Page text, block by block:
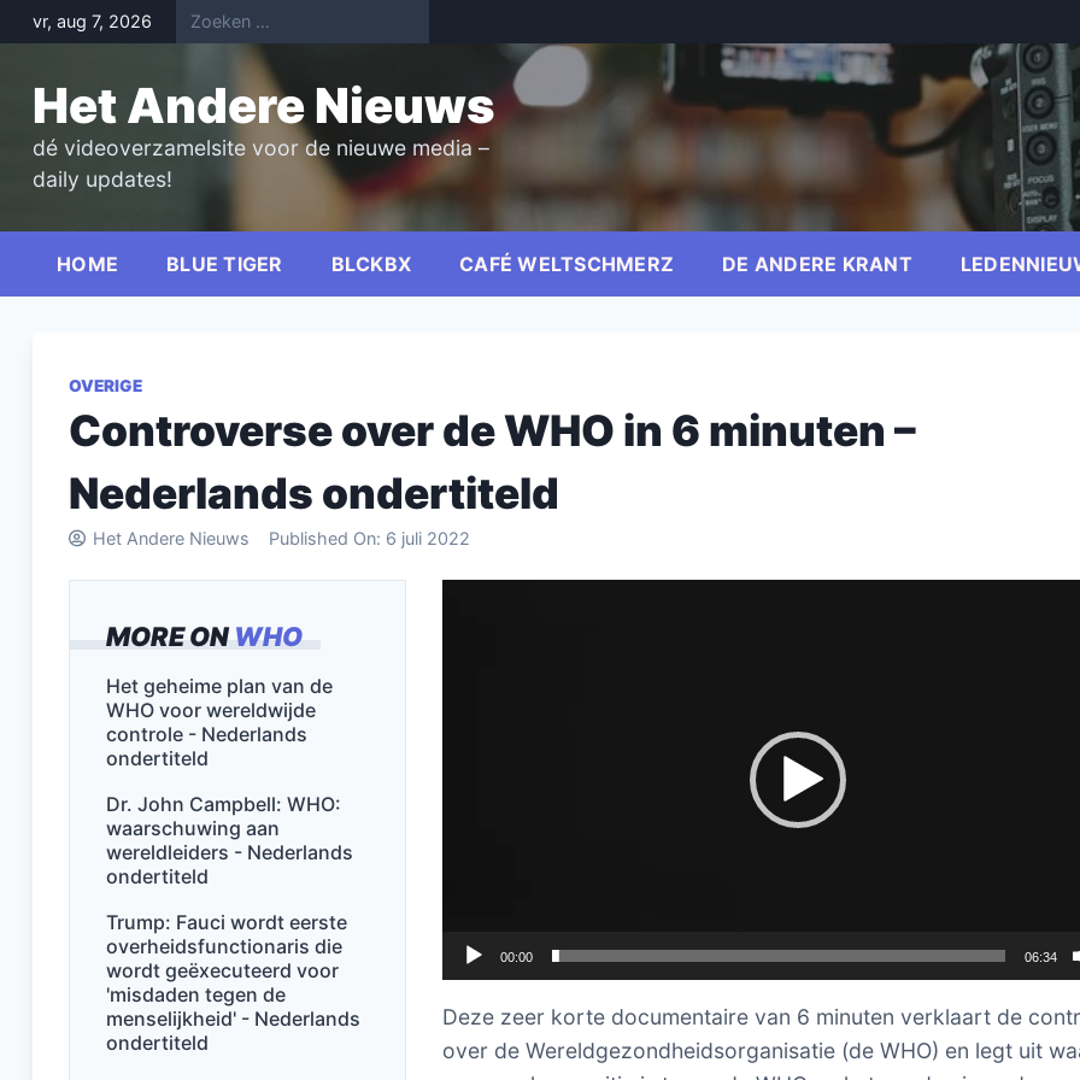
Skip
to
vr, aug 7, 2026
Het Andere Nieuws
dé videoverzamelsite voor de nieuwe media –
daily updates!
HOME BLUE TIGER BLCKBX CAFÉ WELTSCHMERZ DE ANDERE KRANT
OVERIGE
Controverse over de WHO in 6 minuten –
Nederlands ondertiteld
Het Andere Nieuws Published On: 6 juli 2022
MORE ONWHO
Het geheime plan van de
WHO voor wereldwijde
controle - Nederlands
ondertiteld
Dr. John Campbell: WHO:
waarschuwing aan
wereldleiders - Nederlands
ondertiteld
Trump: Fauci wordt eerste
overheidsfunctionaris die
wordt geëxecuteerd voor
'misdaden tegen de
menselijkheid' - Nederlands
ondertiteld
00:00 06:34
Deze zeer korte documentaire van 6 minuten verklaart de
over de Wereldgezondheidsorganisatie (de WHO) en legt uit